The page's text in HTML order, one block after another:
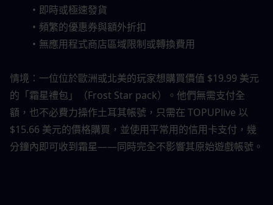
即時或極速發貨
頻繁的優惠券與額外折扣
無應用程式商店區域限制或轉換費用
情境：一位位於歐洲或北美的玩家想購買價值 $19.99 美元
的「霜星禮包」（Frost Star pack）。他們無需支付全
額，也不必費力操作土耳其帳號，只需在 TOPUPlive 以
$15.66 美元的價格購買，並使用平常用的信用卡支付，幾
分鐘內即可收到霜星——同時完全不影響其原始遊戲帳號。